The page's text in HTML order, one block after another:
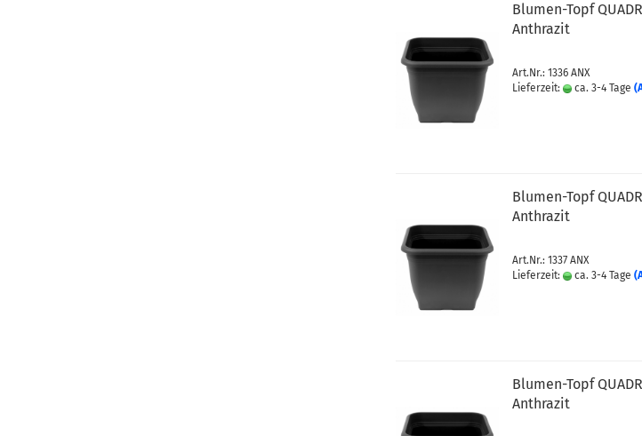
Blumen-Topf
Anthrazit
Art.Nr.: 1336 ANX
Lieferzeit:
ca. 3-4 Tage
Blumen-Topf
Anthrazit
Art.Nr.: 1337 ANX
Lieferzeit:
ca. 3-4 Tage
Blumen-Topf
Anthrazit